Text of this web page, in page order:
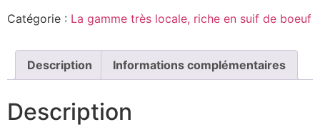
Catégorie : La gamme très locale, riche en suif de boeuf
Description Informations complémentaires
Description